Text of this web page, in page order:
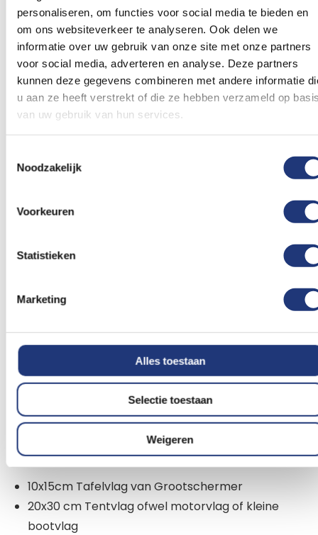
personaliseren, om functies voor social media te bieden en
om ons websiteverkeer te analyseren. Ook delen we
informatie over uw gebruik van onze site met onze partners
voor social media, adverteren en analyse. Deze partners
kunnen deze gegevens combineren met andere informatie
u aan ze heeft verstrekt of die ze hebben verzameld op
van uw gebruik van hun services.
Noodzakelijk
Voorkeuren
Statistieken
Marketing
Alles toestaan
Selectie toestaan
Weigeren
gewenste formaat toch niet op voorraad hebben
dan kunnen we binnen enkele dagen deze alsnog
leveren. Hieronder lees je hoe je een keuze maakt
tussen de aangeboden kwaliteiten en formaten
vlaggen.
Formaten vlaggen
Grootschermer
verschillende soorten en maten voor. De vlag
vlaggenmast maar je kan hem ook aan de muur
hangen. Of als je met je boot wil laten zien waar je
Grootschermer aan je boot hangen. En ook deze
vormen en maten. Hieronder de lijst met
standaard vlaggen die wij kunnen leveren.
zijn dat jouw gewenste vlag nog niet is
toegevoegd in de shop. In dat geval kan je een
mail sturen naar info@vlaggenclub.nl en
regelen we alsnog dat jouw vlag te bestellen is.
10x15cm Tafelvlag van Grootschermer
20x30 cm Tentvlag ofwel motorvlag of kleine
bootvlag